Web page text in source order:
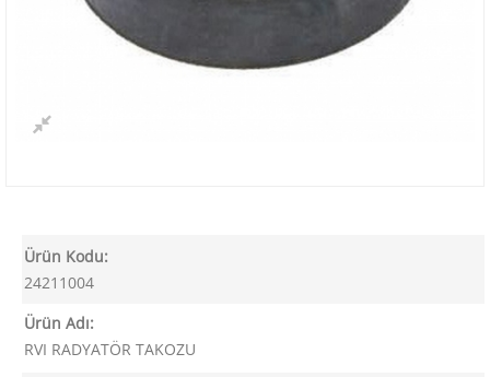
Ürün Kodu:
24211004
Ürün Adı:
RVI RADYATÖR TAKOZU